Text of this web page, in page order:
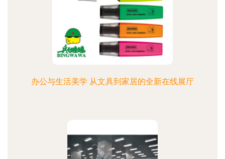
办公与生活美学 从文具到家居的全新在线展厅